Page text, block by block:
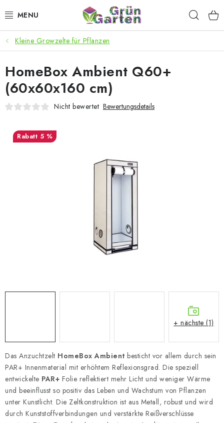
Inhalt
ANGEBOTE
LED PFLANZENLAMPEN
ANBAUBEDARF FÜR DEN HEIMANBAU
Impressum
Kleine Growzelte für Pflanzen
Das Anzuchtzelt HomeBox Ambient besticht vor allem durch sein
PAR+ Innenmaterial mit erhöhtem Reflexionsgrad. Die speziell
entwickelte PAR+ Folie reflektiert mehr Licht und weniger Wärme
und beeinflusst so positiv das Leben und Wachstum von Pflanzen
unter Kunstlicht. Die Zeltkonstruktion ist aus Metall, robust und wird
durch Kunststoffverbindungen und verstärkte Reißverschlüsse
HomeBox Ambient Q60+
(60x60x160 cm)
Nicht bewertet Bewertungsdetails
5 %
+ nächste (1)